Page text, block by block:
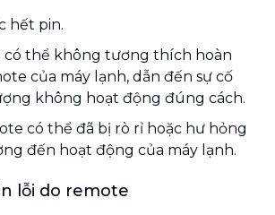
hết pin.
có thể không tương thích hoàn
của máy lạnh, dẫn đến sự cố
không hoạt động đúng cách.
có thể đã bị rò rỉ hoặc hư hỏng
đến hoạt động của máy lạnh.
lỗi do remote